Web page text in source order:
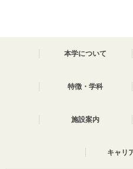
本学について
特徴・学科
施設案内
キャリ